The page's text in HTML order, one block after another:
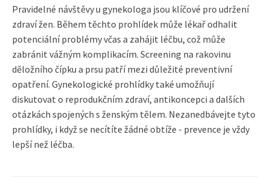
Pravidelné návštěvy u gynekologa jsou klíčové pro udržení
zdraví žen. Během těchto prohlídek může lékař odhalit
potenciální problémy včas a zahájit léčbu, což může
zabránit vážným komplikacím. Screening na rakovinu
děložního čípku a prsu patří mezi důležité preventivní
opatření. Gynekologické prohlídky také umožňují
diskutovat o reprodukčním zdraví, antikoncepci a dalších
otázkách spojených s ženským tělem. Nezanedbávejte tyto
prohlídky, i když se necítíte žádné obtíže - prevence je vždy
lepší než léčba.